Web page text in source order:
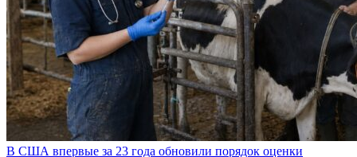
В США впервые за 23 года обновили порядок оценки